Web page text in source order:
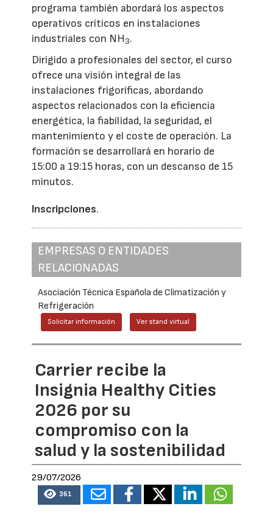
programa también abordará los aspectos
operativos críticos en instalaciones
industriales con NH3.
Dirigido a profesionales del sector, el curso
ofrece una visión integral de las
instalaciones frigoríficas, abordando
aspectos relacionados con la eficiencia
energética, la fiabilidad, la seguridad, el
mantenimiento y el coste de operación. La
formación se desarrollará en horario de
15:00 a 19:15 horas, con un descanso de 15
minutos.
Inscripciones.
EMPRESAS O ENTIDADES
RELACIONADAS
Asociación Técnica Española de Climatización y
Refrigeración
Solicitar información Ver stand virtual
Carrier recibe la
Insignia Healthy Cities
2026 por su
compromiso con la
salud y la sostenibilidad
29/07/2026
361